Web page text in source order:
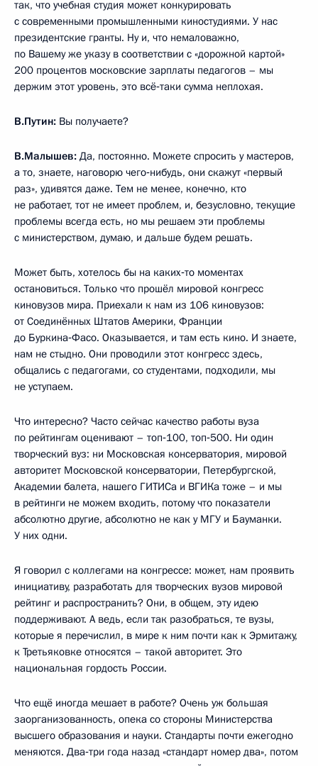
так, что учебная студия может конкурировать
с современными промышленными киностудиями. У нас
президентские гранты. Ну и, что немаловажно,
по Вашему же указу в соответствии с «дорожной картой»
200 процентов московские зарплаты педагогов – мы
держим этот уровень, это всё‑таки сумма неплохая.
В.Путин: Вы получаете?
В.Малышев: Да, постоянно. Можете спросить у мастеров,
а то, знаете, наговорю чего‑нибудь, они скажут «первый
раз», удивятся даже. Тем не менее, конечно, кто
не работает, тот не имеет проблем, и, безусловно, текущие
проблемы всегда есть, но мы решаем эти проблемы
с министерством, думаю, и дальше будем решать.
Может быть, хотелось бы на каких‑то моментах
остановиться. Только что прошёл мировой конгресс
киновузов мира. Приехали к нам из 106 киновузов:
от Соединённых Штатов Америки, Франции
до Буркина‑Фасо. Оказывается, и там есть кино. И знаете,
нам не стыдно. Они проводили этот конгресс здесь,
общались с педагогами, со студентами, подходили, мы
не уступаем.
Что интересно? Часто сейчас качество работы вуза
по рейтингам оценивают – топ‑100, топ‑500. Ни один
творческий вуз: ни Московская консерватория, мировой
авторитет Московской консерватории, Петербургской,
Академии балета, нашего ГИТИСа и ВГИКа тоже – и мы
в рейтинги не можем входить, потому что показатели
абсолютно другие, абсолютно не как у МГУ и Бауманки.
У них одни.
Я говорил с коллегами на конгрессе: может, нам проявить
инициативу, разработать для творческих вузов мировой
рейтинг и распространить? Они, в общем, эту идею
поддерживают. А ведь, если так разобраться, те вузы,
которые я перечислил, в мире к ним почти как к Эрмитажу,
к Третьяковке относятся – такой авторитет. Это
национальная гордость России.
Что ещё иногда мешает в работе? Очень уж большая
заорганизованность, опека со стороны Министерства
высшего образования и науки. Стандарты почти ежегодно
меняются. Два‑три года назад «стандарт номер два», потом